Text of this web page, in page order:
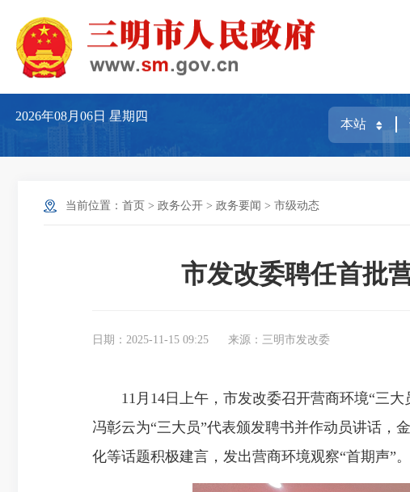
2026年08月06日星期四
当前位置： 首页 > 政务公开 > 政务要闻 > 市级动态
市发改委聘任首批
日期：2025-11-15 09:25 来源：三明市发改委
11月14日上午，市发改委召开营商环境“三大
冯彰云为“三大员”代表颁发聘书并作动员讲话，
化等话题积极建言，发出营商环境观察“首期声”。